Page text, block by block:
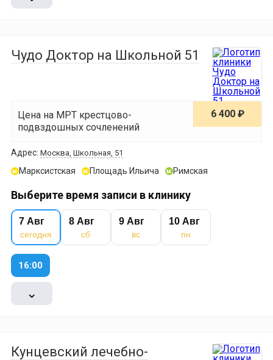
Чудо Доктор на Школьной 51
Цена на МРТ крестцово-
подвздошных сочленений
6 400 ₽
Адрес: Москва, Школьная, 51
м Марксистская м Площадь Ильича м Римская
Выберите время записи в клинику
7 Авг
сегодня
8 Авг
сб
9 Авг
вс
10 Авг
пн
16:00
⌄
Кунцевский лечебно-